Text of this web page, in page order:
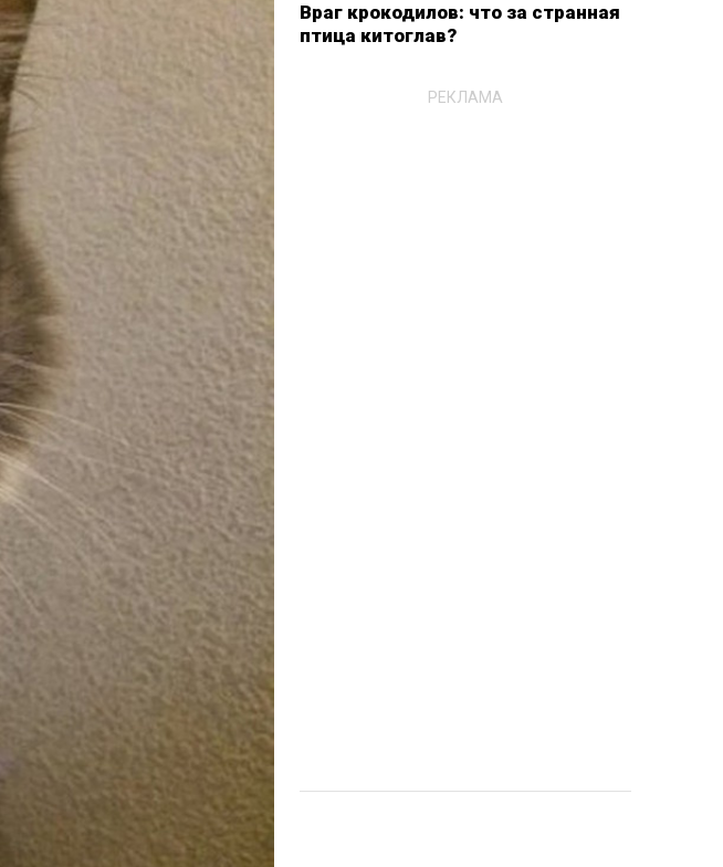
Враг крокодилов: что за странная
птица китоглав?
РЕКЛАМА